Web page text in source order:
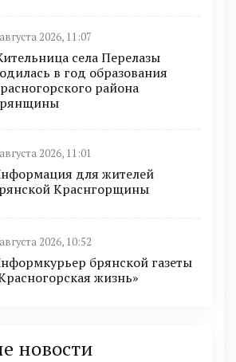
2026, 11:07
села Перелазы
в год образования
района
2026, 11:01
для жителей
Краснгорщины
2026, 10:52
брянской газеты
жизнь»
новости